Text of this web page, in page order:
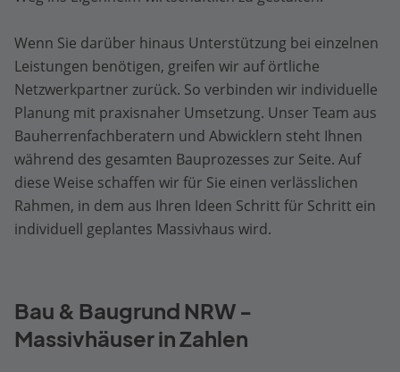
Wenn Sie darüber hinaus Unterstützung bei einzelnen
Leistungen benötigen, greifen wir auf örtliche
Netzwerkpartner zurück. So verbinden wir individuelle
Planung mit praxisnaher Umsetzung. Unser Team aus
Bauherrenfachberatern und Abwicklern steht Ihnen
während des gesamten Bauprozesses zur Seite. Auf
diese Weise schaffen wir für Sie einen verlässlichen
Rahmen, in dem aus Ihren Ideen Schritt für Schritt ein
individuell geplantes Massivhaus wird.
Bau & Baugrund NRW -
Massivhäuser in Zahlen